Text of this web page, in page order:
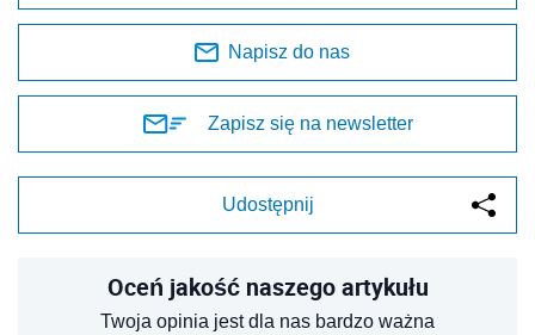
Napisz do nas
Zapisz się na newsletter
Udostępnij
Oceń jakość naszego artykułu
Twoja opinia jest dla nas bardzo ważna